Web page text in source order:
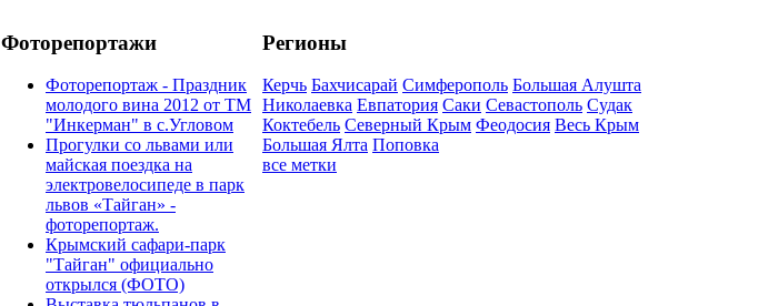
Фоторепортажи
Фоторепортаж - Праздник
молодого вина 2012 от ТМ
"Инкерман" в с.Угловом
Прогулки cо львами или
майская поездка на
электровелосипеде в парк
львов «Тайган» -
фоторепортаж.
Крымский сафари-парк
"Тайган" официально
открылся (ФОТО)
Регионы
Керчь Бахчисарай Симферополь Большая Алушта
Николаевка Евпатория Саки Севастополь Судак
Коктебель Северный Крым Феодосия Весь Крым
Большая Ялта Поповка
все метки